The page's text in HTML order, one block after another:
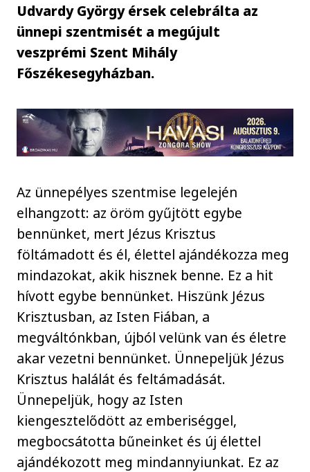
Udvardy György érsek celebrálta az
ünnepi szentmisét a megújult
veszprémi Szent Mihály
Főszékesegyházban.
Az ünnepélyes szentmise legelején
elhangzott: az öröm gyűjtött egybe
bennünket, mert Jézus Krisztus
föltámadott és él, élettel ajándékozza meg
mindazokat, akik hisznek benne. Ez a hit
hívott egybe bennünket. Hiszünk Jézus
Krisztusban, az Isten Fiában, a
megváltónkban, újból velünk van és életre
akar vezetni bennünket. Ünnepeljük Jézus
Krisztus halálát és feltámadását.
Ünnepeljük, hogy az Isten
kiengesztelődött az emberiséggel,
megbocsátotta bűneinket és új élettel
ajándékozott meg mindannyiunkat. Ez az